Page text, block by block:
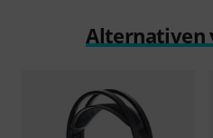
Alternativen